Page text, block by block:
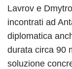
Lavrov e
incontrati ad
diplomatica
durata circa 90
soluzione